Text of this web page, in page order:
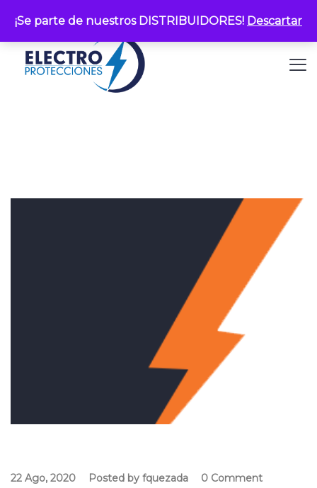
¡Se parte de nuestros DISTRIBUIDORES! Descartar
22 Ago, 2020 Posted by fquezada 0 Comment